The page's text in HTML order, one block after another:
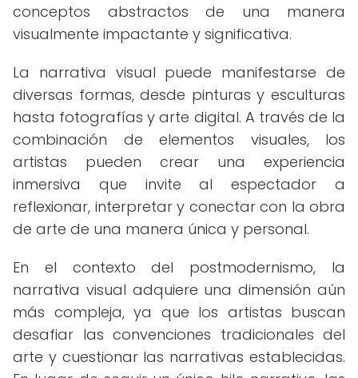
conceptos abstractos de una manera
visualmente impactante y significativa.
La narrativa visual puede manifestarse de
diversas formas, desde pinturas y esculturas
hasta fotografías y arte digital. A través de la
combinación de elementos visuales, los
artistas pueden crear una experiencia
inmersiva que invite al espectador a
reflexionar, interpretar y conectar con la obra
de arte de una manera única y personal.
En el contexto del postmodernismo, la
narrativa visual adquiere una dimensión aún
más compleja, ya que los artistas buscan
desafiar las convenciones tradicionales del
arte y cuestionar las narrativas establecidas.